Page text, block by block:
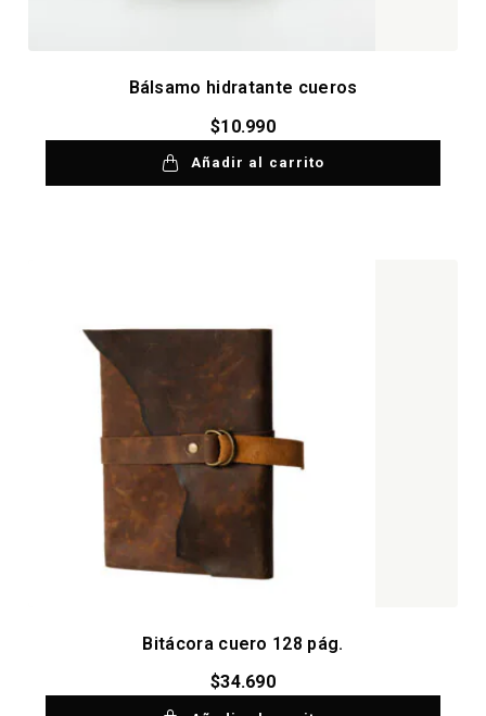
Bálsamo hidratante cueros
$10.990
Añadir al carrito
Bitácora cuero 128 pág.
$34.690